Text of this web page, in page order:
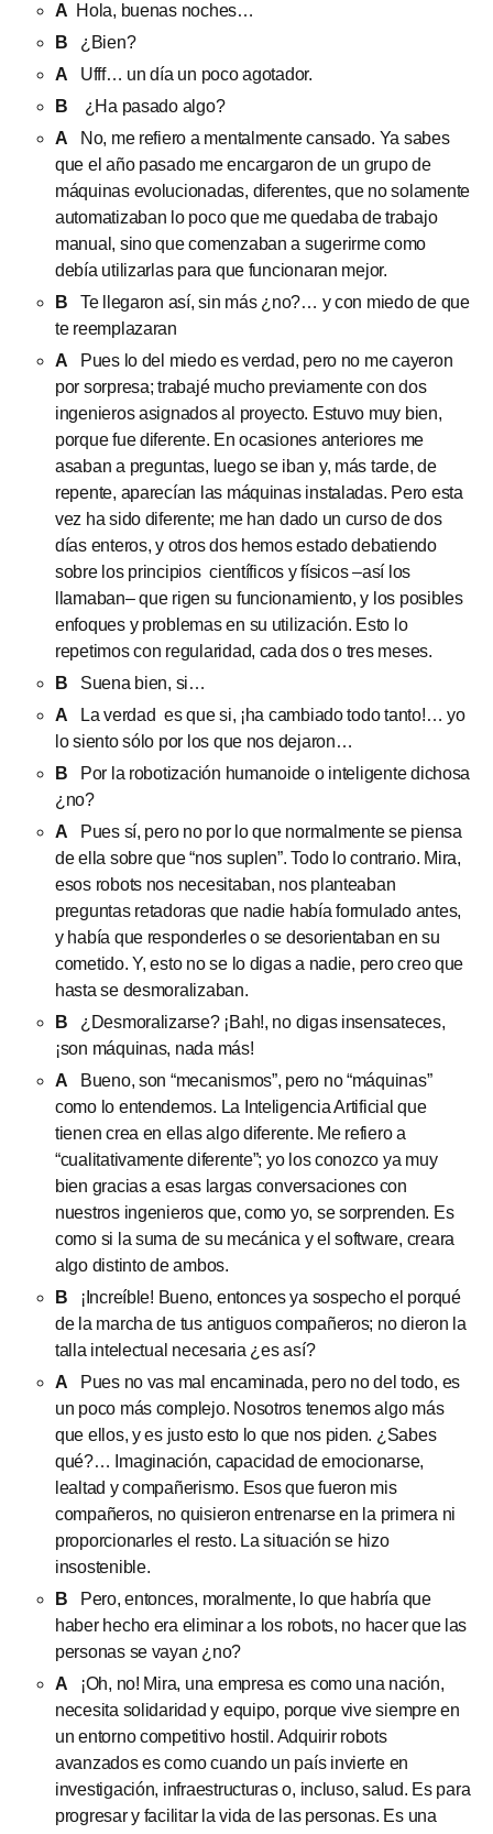
A Hola, buenas noches…
B ¿Bien?
A Ufff… un día un poco agotador.
B
¿Ha pasado algo?
A
No, me refiero a mentalmente cansado. Ya sabes
que el año pasado me encargaron de un grupo de
máquinas evolucionadas, diferentes, que no solamente
automatizaban lo poco que me quedaba de trabajo
manual, sino que comenzaban a sugerirme como
debía utilizarlas para que funcionaran mejor.
B Te llegaron así, sin más ¿no?… y con miedo de que
te reemplazaran
A
Pues lo del miedo es verdad, pero no me cayeron
por sorpresa; trabajé mucho previamente con dos
ingenieros asignados al proyecto. Estuvo muy bien,
porque fue diferente. En ocasiones anteriores me
asaban a preguntas, luego se iban y, más tarde, de
repente, aparecían las máquinas instaladas. Pero esta
vez ha sido diferente; me han dado un curso de dos
días enteros, y otros dos hemos estado debatiendo
sobre los principios científicos y físicos –así los
llamaban– que rigen su funcionamiento, y los posibles
enfoques y problemas en su utilización. Esto lo
repetimos con regularidad, cada dos o tres meses.
B Suena bien, si…
A
La verdad es que si, ¡ha cambiado todo tanto!… yo
lo siento sólo por los que nos dejaron…
B
Por la robotización humanoide o inteligente dichosa
¿no?
A
Pues sí, pero no por lo que normalmente se piensa
de ella sobre que “nos suplen”. Todo lo contrario. Mira,
esos robots nos necesitaban, nos planteaban
preguntas retadoras que nadie había formulado antes,
y había que responderles o se desorientaban en su
cometido. Y, esto no se lo digas a nadie, pero creo que
hasta se desmoralizaban.
B ¿Desmoralizarse? ¡Bah!, no digas insensateces,
¡son máquinas, nada más!
A
Bueno, son “mecanismos”, pero no “máquinas”
como lo entendemos. La Inteligencia Artificial que
tienen crea en ellas algo diferente. Me refiero a
“cualitativamente diferente”; yo los conozco ya muy
bien gracias a esas largas conversaciones con
nuestros ingenieros que, como yo, se sorprenden. Es
como si la suma de su mecánica y el software, creara
algo distinto de ambos.
B
¡Increíble! Bueno, entonces ya sospecho el porqué
de la marcha de tus antiguos compañeros; no dieron la
talla intelectual necesaria ¿es así?
A Pues no vas mal encaminada, pero no del todo, es
un poco más complejo. Nosotros tenemos algo más
que ellos, y es justo esto lo que nos piden. ¿Sabes
qué?… Imaginación, capacidad de emocionarse,
lealtad y compañerismo. Esos que fueron mis
compañeros, no quisieron entrenarse en la primera ni
proporcionarles el resto. La situación se hizo
insostenible.
B
Pero, entonces, moralmente, lo que habría que
haber hecho era eliminar a los robots, no hacer que las
personas se vayan ¿no?
A
¡Oh, no! Mira, una empresa es como una nación,
necesita solidaridad y equipo, porque vive siempre en
un entorno competitivo hostil. Adquirir robots
avanzados es como cuando un país invierte en
investigación, infraestructuras o, incluso, salud. Es para
progresar y facilitar la vida de las personas. Es una